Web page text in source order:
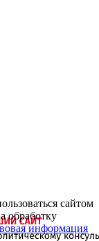
сайтом
обработку
информация